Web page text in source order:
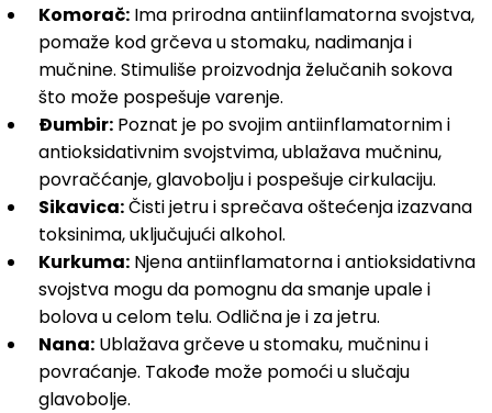
Komorač: Ima prirodna antiinflamatorna svojstva,
pomaže kod grčeva u stomaku, nadimanja i
mučnine. Stimuliše proizvodnja želučanih sokova
što može pospešuje varenje.
Đumbir: Poznat je po svojim antiinflamatornim i
antioksidativnim svojstvima, ublažava mučninu,
povračćanje, glavobolju i pospešuje cirkulaciju.
Sikavica:Čisti jetru i sprečava oštećenja izazvana
toksinima, uključujući alkohol.
Kurkuma: Njena antiinflamatorna i antioksidativna
svojstva mogu da pomognu da smanje upale i
bolova u celom telu. Odlična je i za jetru.
Nana: Ublažava grčeve u stomaku, mučninu i
povraćanje. Takođe može pomoći u slučaju
glavobolje.